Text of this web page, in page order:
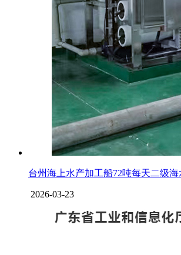
台州海上水产加工船72吨每天二级海
2026-03-23